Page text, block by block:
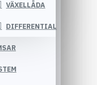
VÄXELLÅDA
DIFFERENTIAL